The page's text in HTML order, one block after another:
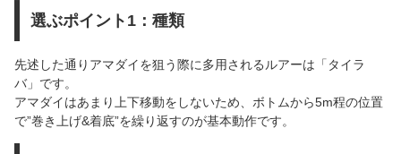
選ぶポイント1：種類
先述した通りアマダイを狙う際に多用されるルアーは「タイラ
バ」です。
アマダイはあまり上下移動をしないため、ボトムから5m程の位置
で”巻き上げ&着底”を繰り返すのが基本動作です。